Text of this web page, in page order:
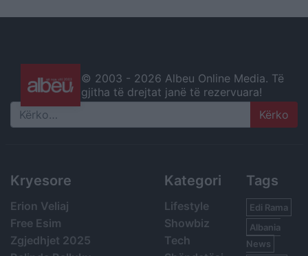
© 2003 - 2026 Albeu Online Media. Të
gjitha të drejtat janë të rezervuara!
Search
Kryesore
Erion Veliaj
Free Esim
Zgjedhjet 2025
Kategori
Lifestyle
Showbiz
Tech
Tags
Edi Rama
Albania
News